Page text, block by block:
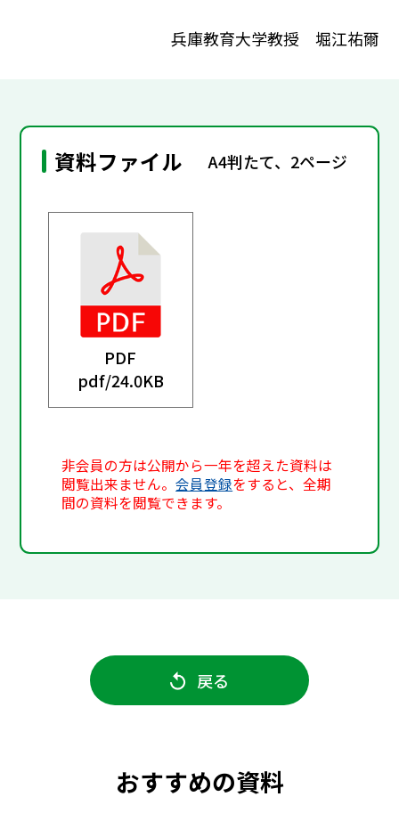
兵庫教育大学教授 堀江祐爾
資料ファイル A4判たて、2ページ
PDF
pdf/24.0KB
非会員の方は公開から一年を超えた資料は
閲覧出来ません。会員登録をすると、全期
間の資料を閲覧できます。
戻る
おすすめの資料